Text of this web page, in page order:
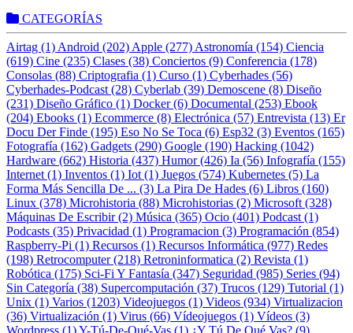
CATEGORÍAS
Airtag (1) Android (202) Apple (277) Astronomía (154) Ciencia
(619) Cine (235) Clases (38) Conciertos (9) Conferencia (178)
Consolas (88) Criptografia (1) Curso (1) Cyberhades (56)
Cyberhades-Podcast (28) Cyberlab (39) Demoscene (8) Diseño
(231) Diseño Gráfico (1) Docker (6) Documental (253) Ebook
(204) Ebooks (1) Ecommerce (8) Electrónica (57) Entrevista (13) Er
Docu Der Finde (195) Eso No Se Toca (6) Esp32 (3) Eventos (165)
Fotografía (162) Gadgets (290) Google (190) Hacking (1042)
Hardware (662) Historia (437) Humor (426) Ia (56) Infografía (155)
Internet (1) Inventos (1) Iot (1) Juegos (574) Kubernetes (5) La
Forma Más Sencilla De ... (3) La Pira De Hades (6) Libros (160)
Linux (378) Microhistoria (88) Microhistorias (2) Microsoft (328)
Máquinas De Escribir (2) Música (365) Ocio (401) Podcast (1)
Podcasts (35) Privacidad (1) Programacion (3) Programación (854)
Raspberry-Pi (1) Recursos (1) Recursos Informática (977) Redes
(198) Retrocomputer (218) Retroninformatica (2) Revista (1)
Robótica (175) Sci-Fi Y Fantasía (347) Seguridad (985) Series (94)
Sin Categoría (38) Supercomputación (37) Trucos (129) Tutorial (1)
Unix (1) Varios (1203) Videojuegos (1) Videos (934) Virtualizacion
(36) Virtualización (1) Virus (66) Vídeojuegos (1) Vídeos (3)